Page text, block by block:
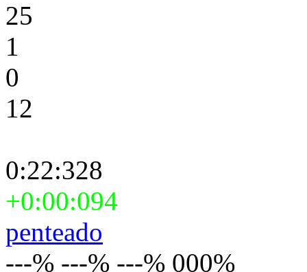
25
1
0
12
0:22:328
+0:00:094
penteado
---% ---% ---% 000%